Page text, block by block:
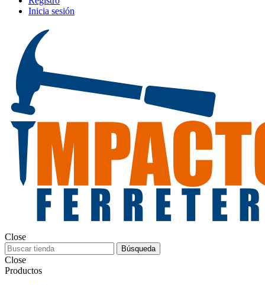
Inicia sesión
Close
Búsqueda
Close
Productos